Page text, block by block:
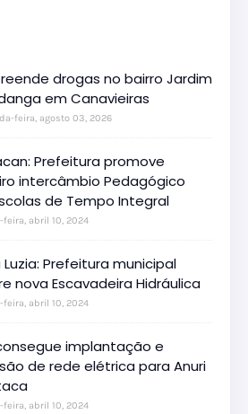
drogas no bairro Jardim
em Canavieiras
feira, agosto 03, 2026
Prefeitura promove
intercâmbio Pedagógico
de Tempo Integral
feira, abril 10, 2024
Prefeitura municipal
nova Escavadeira Hidráulica
feira, abril 10, 2024
implantação e
de rede elétrica para Anuri
feira, abril 10, 2024